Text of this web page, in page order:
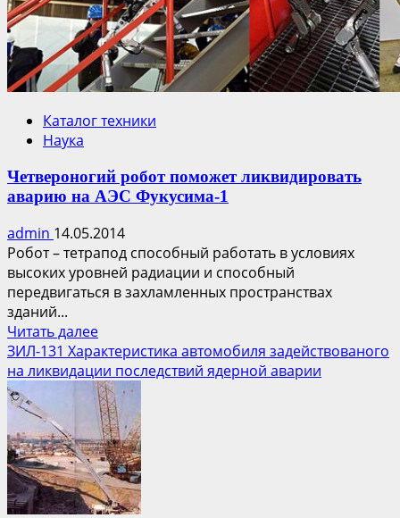
Каталог техники
Наука
Четвероногий робот поможет ликвидировать
аварию на АЭС Фукусима-1
admin 14.05.2014
Робот – тетрапод способный работать в условиях
высоких уровней радиации и способный
передвигаться в захламленных пространствах
зданий...
Читать далееПрочитать
больше
о
Четвероногий
робот
поможет
ликвидировать
аварию
на
АЭС
ЗИЛ-131 Характеристика автомобиля задействованого
на ликвидации последствий ядерной аварии